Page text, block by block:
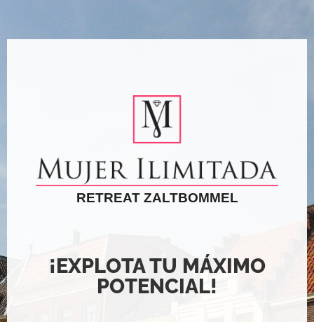
RETREAT ZALTBOMMEL
¡EXPLOTA TU MÁXIMO
POTENCIAL!